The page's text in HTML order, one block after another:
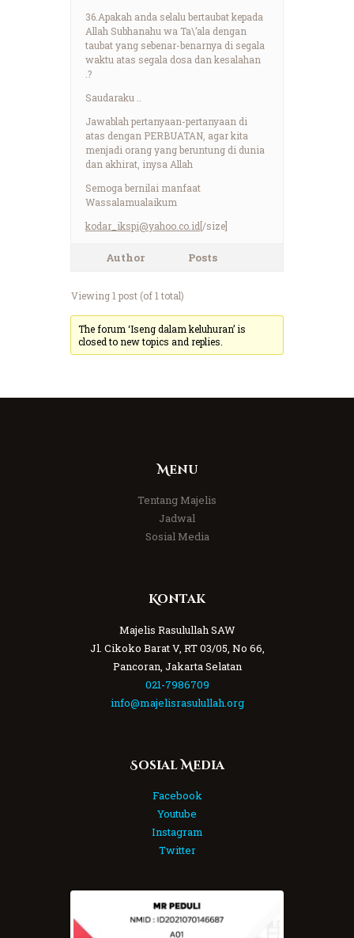
36.Apakah anda selalu bertaubat kepada
Allah Subhanahu wa Ta\’ala dengan
taubat yang sebenar-benarnya di segala
waktu atas segala dosa dan kesalahan
.?
Saudaraku ..
Jawablah pertanyaan-pertanyaan di
atas dengan PERBUATAN, agar kita
menjadi orang yang beruntung di dunia
dan akhirat, inysa Allah
Semoga bernilai manfaat
Wassalamualaikum
kodar_ikspi@yahoo.co.id[/size]
Author Posts
Viewing 1 post (of 1 total)
The forum ‘Iseng dalam keluhuran’ is
closed to new topics and replies.
Menu
Tentang Majelis
Jadwal
Sosial Media
Kontak
Majelis Rasulullah SAW
Jl. Cikoko Barat V, RT 03/05, No 66,
Pancoran, Jakarta Selatan
021-7986709
info@majelisrasulullah.org
Sosial Media
Facebook
Youtube
Instagram
Twitter